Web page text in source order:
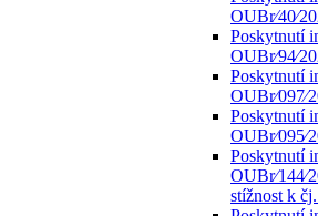
Poskytnutí
Poskytnutí
Poskytnutí
Poskytnutí
stížnost k čj.